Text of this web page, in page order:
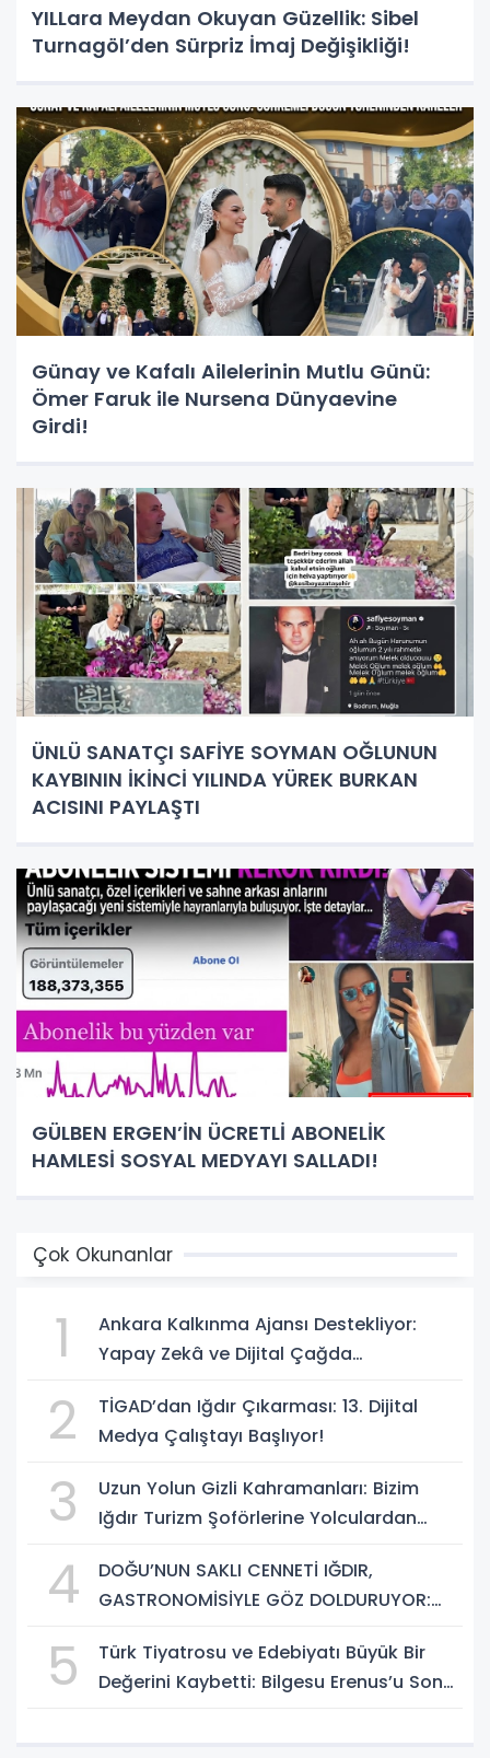
YILLara Meydan Okuyan Güzellik: Sibel
Turnagöl’den Sürpriz İmaj Değişikliği!
Günay ve Kafalı Ailelerinin Mutlu Günü:
Ömer Faruk ile Nursena Dünyaevine
Girdi!
ÜNLÜ SANATÇI SAFİYE SOYMAN OĞLUNUN
KAYBININ İKİNCİ YILINDA YÜREK BURKAN
ACISINI PAYLAŞTI
GÜLBEN ERGEN’İN ÜCRETLİ ABONELİK
HAMLESİ SOSYAL MEDYAYI SALLADI!
Çok Okunanlar
1
Ankara Kalkınma Ajansı Destekliyor:
Yapay Zekâ ve Dijital Çağda
Geliştirme Eğitimi Başlıyor!
2
TİGAD’dan Iğdır Çıkarması: 13. Dijital
Medya Çalıştayı Başlıyor!
3
Uzun Yolun Gizli Kahramanları: Bizim
Iğdır Turizm Şoförlerine Yolculardan
4
DOĞU’NUN SAKLI CENNETİ IĞDIR,
GASTRONOMİSİYLE GÖZ DOLDURUYOR:
BULUŞMA NOKTASI
5
Türk Tiyatrosu ve Edebiyatı Büyük Bir
Değerini Kaybetti: Bilgesu Erenus’u Son